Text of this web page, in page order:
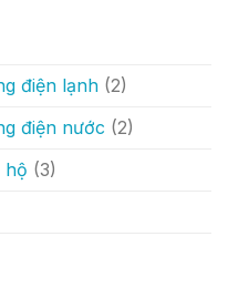
điện lạnh (2)
điện nước (2)
hộ (3)